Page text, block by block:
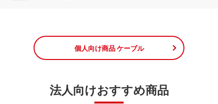
個人向け商品 ケーブル
法人向けおすすめ商品